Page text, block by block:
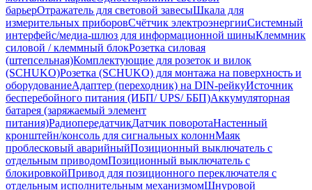
барьерОтражатель для световой завесыШкала для
измерительных приборовСчётчик электроэнергииСистемный
интерфейс/медиа-шлюз для информационной шиныКлеммник
силовой / клеммный блокРозетка силовая
(штепсельная)Комплектующие для розеток и вилок
(SCHUKO)Розетка (SCHUKO) для монтажа на поверхность и
оборудованиеАдаптер (переходник) на DIN-рейкуИсточник
бесперебойного питания (ИБП/ UPS/ ББП)Аккумуляторная
батарея (заряжаемый элемент
питания)РадиопередатчикДатчик поворотаНастенный
кронштейн/консоль для сигнальных колоннМаяк
проблесковый аварийныйПозиционный выключатель с
отдельным приводомПозиционный выключатель с
блокировкойПривод для позиционного переключателя с
отдельным исполнительным механизмомШнуровой